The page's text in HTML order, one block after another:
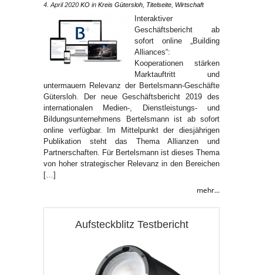
4. April 2020 KO in Kreis Gütersloh Titelseite Wirtschaft
Interaktiver
Geschäftsbericht ab
sofort online „Building
Alliances“:
Kooperationen stärken
Marktauftritt und
untermauern Relevanz der Bertelsmann-Geschäfte
Gütersloh. Der neue Geschäftsbericht 2019 des
internationalen Medien-, Dienstleistungs- und
Bildungsunternehmens Bertelsmann ist ab sofort
online verfügbar. Im Mittelpunkt der diesjährigen
Publikation steht das Thema Allianzen und
Partnerschaften. Für Bertelsmann ist dieses Thema
von hoher strategischer Relevanz in den Bereichen
[…]
mehr...
Aufsteckblitz Testbericht